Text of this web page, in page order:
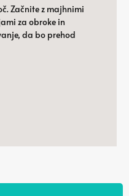
Začnite z majhnimi
za obroke in
da bo prehod